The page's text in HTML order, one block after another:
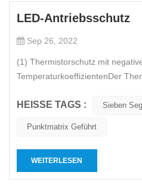
LED-Antriebsschutz
Sep 26, 2022
(1) Thermistorschutz mit
TemperaturkoeffizientenDer
NTC ist die Abkürzung für
HEISSE TAGS : Sieben
Punktmatrix Geführt
WEITERLESEN